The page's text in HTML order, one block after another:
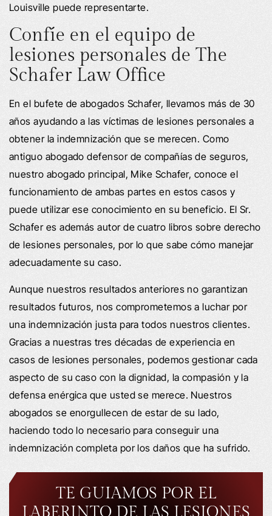
Louisville puede representarte.
Confíe en el equipo de
lesiones personales de The
Schafer Law Office
En el bufete de abogados Schafer, llevamos más de 30
años ayudando a las víctimas de lesiones personales a
obtener la indemnización que se merecen. Como
antiguo abogado defensor de compañías de seguros,
nuestro abogado principal, Mike Schafer, conoce el
funcionamiento de ambas partes en estos casos y
puede utilizar ese conocimiento en su beneficio. El Sr.
Schafer es además autor de cuatro libros sobre derecho
de lesiones personales, por lo que sabe cómo manejar
adecuadamente su caso.
Aunque nuestros resultados anteriores no garantizan
resultados futuros, nos comprometemos a luchar por
una indemnización justa para todos nuestros clientes.
Gracias a nuestras tres décadas de experiencia en
casos de lesiones personales, podemos gestionar cada
aspecto de su caso con la dignidad, la compasión y la
defensa enérgica que usted se merece. Nuestros
abogados se enorgullecen de estar de su lado,
haciendo todo lo necesario para conseguir una
indemnización completa por los daños que ha sufrido.
TE GUIAMOS POR EL
LABERINTO DE LAS LESIONES